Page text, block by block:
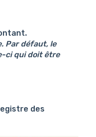
Par défaut, le
ci qui doit être
des